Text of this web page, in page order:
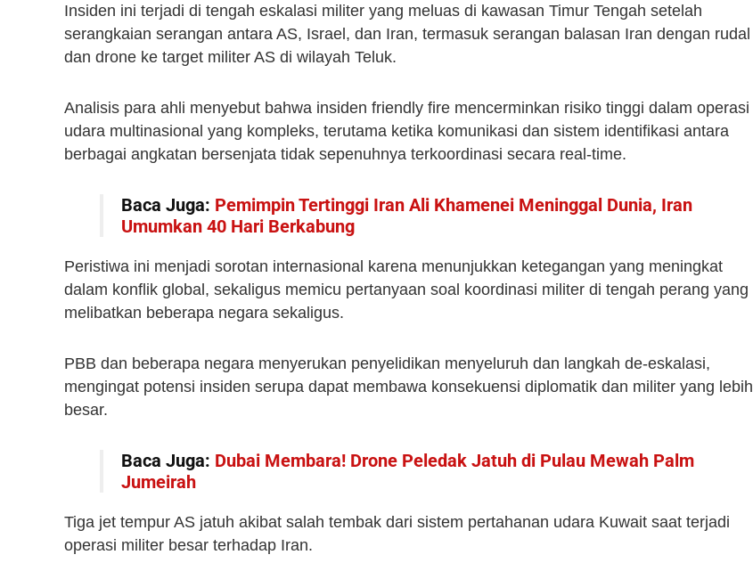
Insiden ini terjadi di tengah eskalasi militer yang meluas di kawasan Timur Tengah setelah
serangkaian serangan antara AS, Israel, dan Iran, termasuk serangan balasan Iran dengan rudal
dan drone ke target militer AS di wilayah Teluk.
Analisis para ahli menyebut bahwa insiden friendly fire mencerminkan risiko tinggi dalam operasi
udara multinasional yang kompleks, terutama ketika komunikasi dan sistem identifikasi antara
berbagai angkatan bersenjata tidak sepenuhnya terkoordinasi secara real‑time.
Baca Juga: Pemimpin Tertinggi Iran Ali Khamenei Meninggal Dunia, Iran
Umumkan 40 Hari Berkabung
Peristiwa ini menjadi sorotan internasional karena menunjukkan ketegangan yang meningkat
dalam konflik global, sekaligus memicu pertanyaan soal koordinasi militer di tengah perang yang
melibatkan beberapa negara sekaligus.
PBB dan beberapa negara menyerukan penyelidikan menyeluruh dan langkah de‑eskalasi,
mengingat potensi insiden serupa dapat membawa konsekuensi diplomatik dan militer yang lebih
besar.
Baca Juga: Dubai Membara! Drone Peledak Jatuh di Pulau Mewah Palm
Jumeirah
Tiga jet tempur AS jatuh akibat salah tembak dari sistem pertahanan udara Kuwait saat terjadi
operasi militer besar terhadap Iran.